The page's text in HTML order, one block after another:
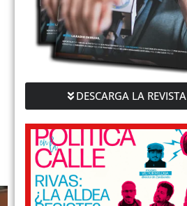
DESCARGA LA REVISTA